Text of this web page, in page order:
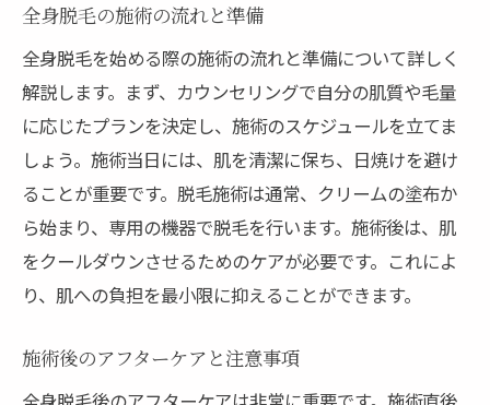
旅行好きのための脱毛スケジュール
運動習慣に合わせた脱毛方法
長期出張者におすすめのプラン
家庭と仕事を両立するための選択
プラン選びでストレスを減らす方法
全身脱毛の施術の流れと準備
全身脱毛を始める際の施術の流れと準備について詳しく
解説します。まず、カウンセリングで自分の肌質や毛量
に応じたプランを決定し、施術のスケジュールを立てま
しょう。施術当日には、肌を清潔に保ち、日焼けを避け
ることが重要です。脱毛施術は通常、クリームの塗布か
ら始まり、専用の機器で脱毛を行います。施術後は、肌
をクールダウンさせるためのケアが必要です。これによ
り、肌への負担を最小限に抑えることができます。
施術後のアフターケアと注意事項